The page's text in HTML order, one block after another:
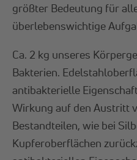
größter Bedeutung für
überlebenswichtige
Ca. 2 kg unseres
Bakterien.
antibakterielle
Wirkung auf den Austritt
Bestandteilen, wie bei
Kupferoberflächen